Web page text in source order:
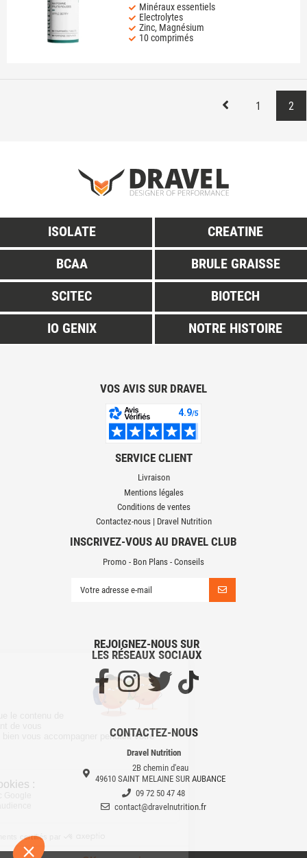
Minéraux essentiels
Electrolytes
Zinc, Magnésium
10 comprimés
1 2
ISOLATE
CREATINE
BCAA
BRULE GRAISSE
SCITEC
BIOTECH
IO GENIX
NOTRE HISTOIRE
VOS AVIS SUR DRAVEL
SERVICE CLIENT
Livraison
Mentions légales
Conditions de ventes
Contactez-nous | Dravel Nutrition
CONTACTEZ-NOUS
Dravel Nutrition
2B chemin d'eau
49610 SAINT MELAINE SUR AUBANCE
09 72 50 47 48
contact@dravelnutrition.fr
INSCRIVEZ-VOUS AU DRAVEL CLUB
Promo - Bon Plans - Conseils
REJOIGNEZ-NOUS SUR
LES RÉSEAUX SOCIAUX